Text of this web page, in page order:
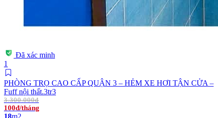
Đã xác minh
1
PHÒNG TRỌ CAO CẤP QUẬN 3 – HẺM XE HƠI TẬN CỬA –
Fuff nội thất.3tr3
3.300.000đ
100đ/tháng
18m2